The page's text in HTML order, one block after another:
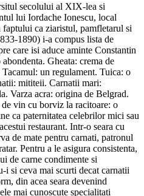
secolului al XIX-lea si
lui Iordache Ionescu, local
ca ziaristul, pamfletarul si
1890) i-a compus lista de
care isi aduce aminte Constantin
Gheata: crema de
un regulament. Tuica: o
mititeii. Carnatii mari:
Varza acra: origina de Belgrad.
vin cu borviz la racitoare: o
ca paternitatea celebrilor mici sau
restaurant. Intr-o seara cu
de mate pentru carnati, patronul
Pentru a le asigura consistenta,
de carne condimente si
i si ceva mai scurti decat carnatii
din acea seara devenind
mai cunoscute specialitati